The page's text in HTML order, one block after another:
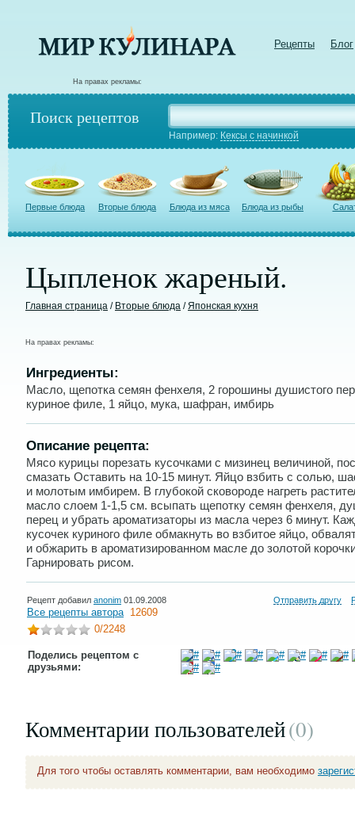
Рецепты Блог
На правах рекламы:
Поиск рецептов
Например: Кексы с начинкой
Первые блюда Вторые блюда Блюда из мяса Блюда из рыбы
Цыпленок жареный.
Главная страница / Вторые блюда /Японская кухня
На правах рекламы:
Ингредиенты:
Масло, щепотка семян фенхеля, 2 горошины душистого
куриное филе, 1 яйцо, мука, шафран, имбирь
Описание рецепта:
Мясо курицы порезать кусочками с мизинец величиной,
смазать Оставить на 10-15 минут. Яйцо взбить с солью,
и молотым имбирем. В глубокой сковороде нагреть
масло слоем 1-1,5 см. всыпать щепотку семян фенхеля,
перец и убрать ароматизаторы из масла через 6 минут.
кусочек куриного филе обмакнуть во взбитое яйцо,
и обжарить в ароматизированном масле до золотой
Гарнировать рисом.
Рецепт добавил anonim 01.09.2008 Отправить другу
Все рецепты автора 12609
0/2248
Поделись рецептом с
друзьями:
Комментарии пользователей(0)
Для того чтобы оставлять комментарии, вам необходимо